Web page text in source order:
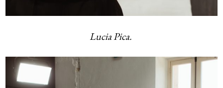
Lucia Pica.